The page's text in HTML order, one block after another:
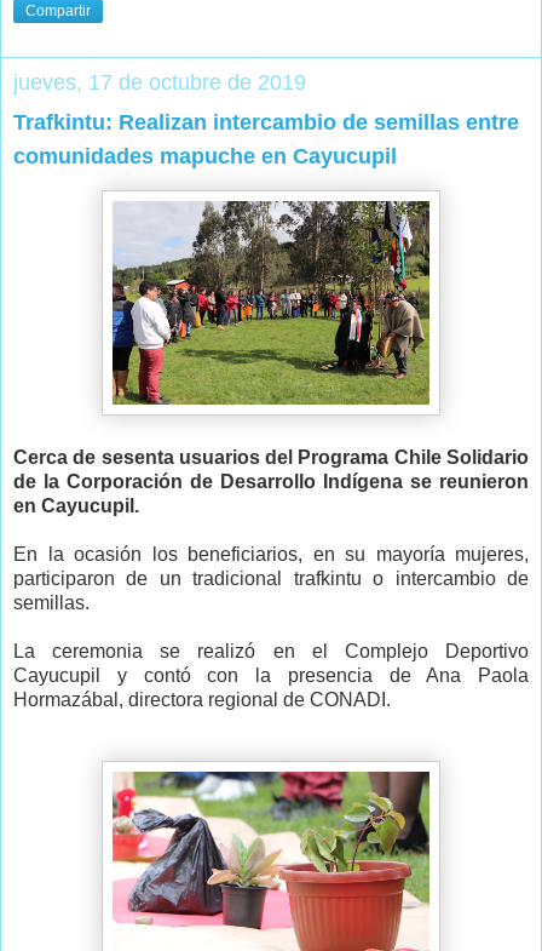
Compartir
jueves, 17 de octubre de 2019
Trafkintu: Realizan intercambio de semillas entre
comunidades mapuche en Cayucupil
Cerca de sesenta usuarios del Programa Chile Solidario
de la Corporación de Desarrollo Indígena se reunieron
en Cayucupil.
En la ocasión los beneficiarios, en su mayoría mujeres,
participaron de un tradicional trafkintu o intercambio de
semillas.
La ceremonia se realizó en el Complejo Deportivo
Cayucupil y contó con la presencia de Ana Paola
Hormazábal, directora regional de CONADI.